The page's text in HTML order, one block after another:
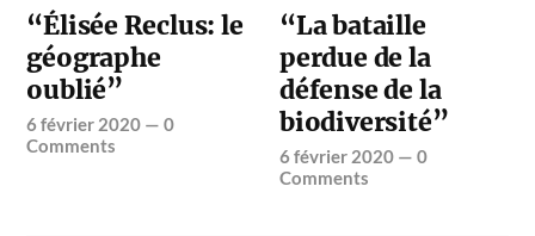
“Élisée Reclus: le
géographe
oublié”
6 février 2020 —0
Comments
“La bataille
perdue de la
défense de la
biodiversité”
6 février 2020 —0
Comments